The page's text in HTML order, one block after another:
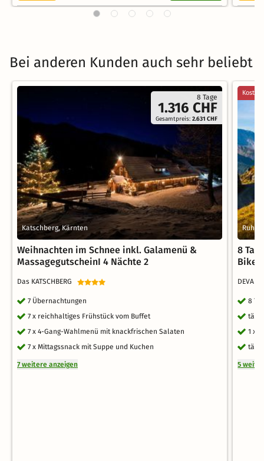
Bei anderen Kunden auch sehr beliebt
8 Tage
1.316 CHF
Gesamtpreis:2.631 CHF
Katschberg, Kärnten
Weihnachten im Schnee inkl. Galamenü &
MassagegutscheinI 4 Nächte 2
Das KATSCHBERG
7 Übernachtungen
7 x reichhaltiges Frühstück vom Buffet
7 x 4-Gang-Wahlmenü mit knackfrischen Salaten
7 x Mittagssnack mit Suppe und Kuchen
7 weitere anzeigen
8
DEVA
8
1 x
5